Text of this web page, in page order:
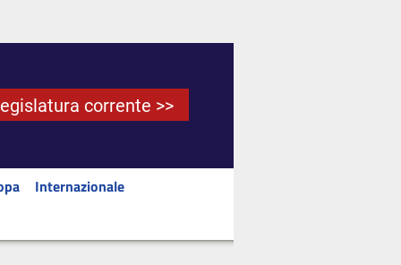
corrente >>
Internazionale